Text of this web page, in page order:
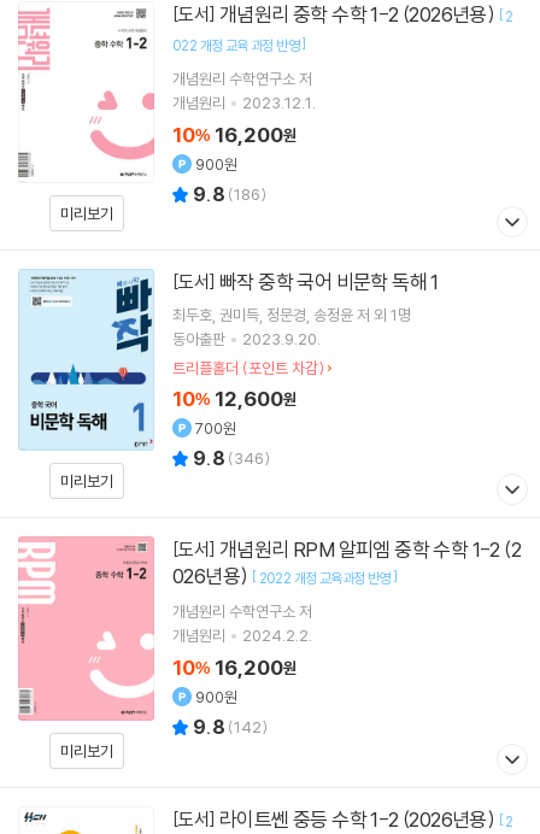
미리보기
[도서] 개념원리 중학 수학 1-2 (2026년용) [2
022 개정 교육 과정 반영]
개념원리 수학연구소 저
개념원리
2023.12.1.
10% 16,200원
900원
9.8 (186)
미리보기
[도서] 빠작 중학 국어 비문학 독해 1
최두호 권미득 정문경 송정윤저 외 1명
동아출판
2023.9.20.
트리플홀더 (포인트 차감)
10% 12,600원
700원
9.8 (346)
미리보기
[도서]
026년용) [ 2022 개정 교육과정 반영]
개념원리 수학연구소 저
개념원리
2024.2.2.
10% 16,200원
900원
9.8 (142)
[도서] 라이트쎈 중등 수학 1-2 (2026년용) [2